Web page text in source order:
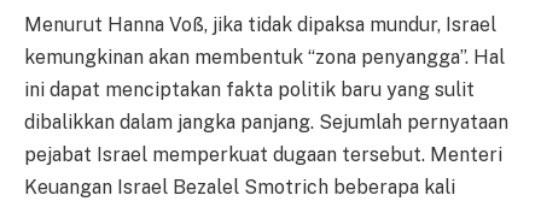
Menurut Hanna Voß, jika tidak dipaksa mundur, Israel
kemungkinan akan membentuk “zona penyangga”. Hal
ini dapat menciptakan fakta politik baru yang sulit
dibalikkan dalam jangka panjang. Sejumlah pernyataan
pejabat Israel memperkuat dugaan tersebut. Menteri
Keuangan Israel Bezalel Smotrich beberapa kali